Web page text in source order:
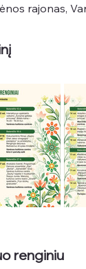
rajonas,
renginiu